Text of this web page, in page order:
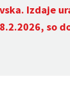
Izdaje
so